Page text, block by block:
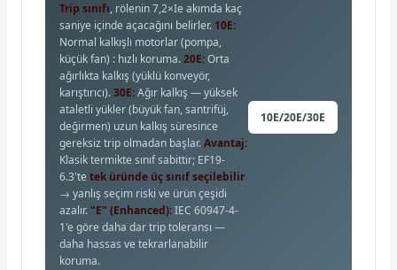
Trip sınıfı, rölenin 7,2×Ie akımda kaç
saniye içinde açacağını belirler. 10E:
Normal kalkışlı motorlar (pompa,
küçük fan) : hızlı koruma.20E:Orta
ağırlıkta kalkış (yüklü konveyör,
karıştırıcı).30E:Ağır kalkış — yüksek
ataletli yükler (büyük fan, santrifüj,
değirmen) uzun kalkış süresince
gereksiz trip olmadan başlar.Avantaj:
Klasik termikte sınıf sabittir; EF19-
6.3'te tek üründe üç sınıf seçilebilir
→ yanlış seçim riski ve ürün çeşidi
azalır. "E" (Enhanced):IEC 60947-4-
1'e göre daha dar trip toleransı —
daha hassas ve tekrarlanabilir
koruma.
10E/20E/30E